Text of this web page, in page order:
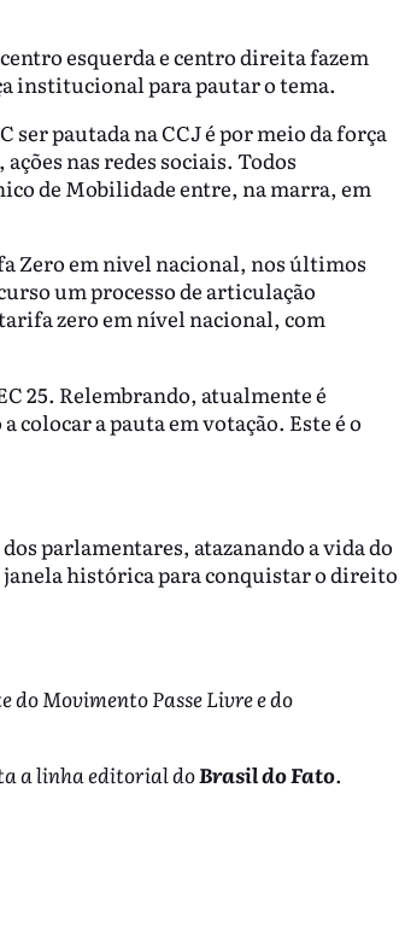
esquerda e centro direita fazem
institucional para pautar o tema.
ser pautada na CCJ é por meio da força
nas redes sociais. Todos
de Mobilidade entre, na marra, em
Zero em nivel nacional, nos últimos
um processo de articulação
zero em nível nacional, com
25. Relembrando, atualmente é
colocar a pauta em votação. Este é o
parlamentares, atazanando a vida do
janela histórica para conquistar o direito
Movimento Passe Livre e do
a linha editorial doBrasil do Fato.